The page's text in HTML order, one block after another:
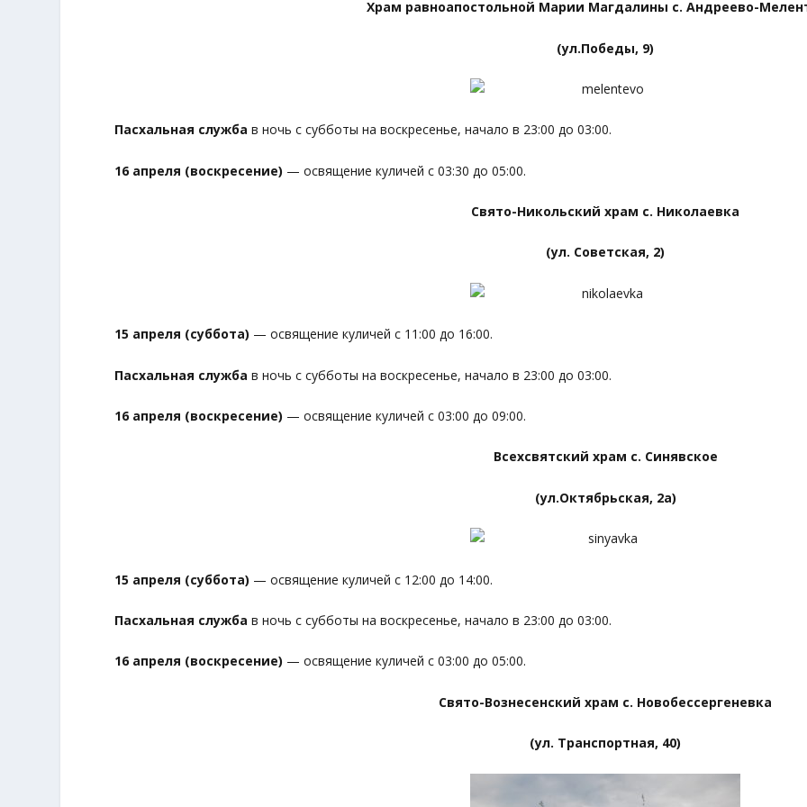
Храм равноапостольной Марии Магдалины с. Андреево-
(ул.Победы, 9)
Пасхальная службав ночь с субботы на воскресенье, начало в 23:00 до 03:00.
16 апреля (воскресение) — освящение куличей с 03:30 до 05:00.
Свято-Никольский храм с. Николаевка
(ул. Советская, 2)
15 апреля (суббота) — освящение куличей с 11:00 до 16:00.
Пасхальная службав ночь с субботы на воскресенье, начало в 23:00 до 03:00.
16 апреля (воскресение) — освящение куличей с 03:00 до 09:00.
Всехсвятский храм с. Синявское
(ул.Октябрьская, 2а)
15 апреля (суббота) — освящение куличей с 12:00 до 14:00.
Пасхальная службав ночь с субботы на воскресенье, начало в 23:00 до 03:00.
16 апреля (воскресение) — освящение куличей с 03:00 до 05:00.
Свято-Вознесенский храм с. Новобессергеневка
(ул. Транспортная, 40)